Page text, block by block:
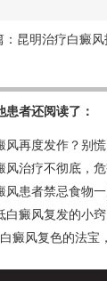
昆明治疗白癜
患者还阅读了：
风再度发作？别
风治疗不彻底，
风患者禁忌食物
白癜风复发的小
癜风复色的法宝